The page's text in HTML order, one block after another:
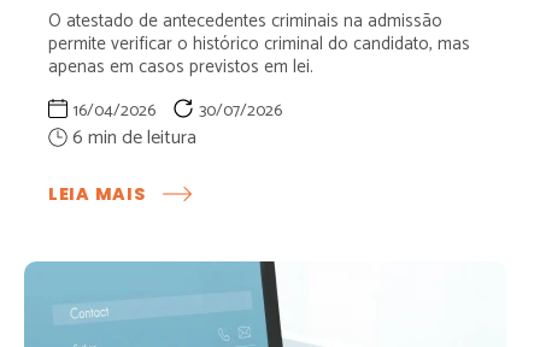
O atestado de antecedentes criminais na admissão
permite verificar o histórico criminal do candidato, mas
apenas em casos previstos em lei.
16/04/2026 30/07/2026
LEIA MAIS
ATESTADO
ANTECEDENTES
ADMISSÃO: